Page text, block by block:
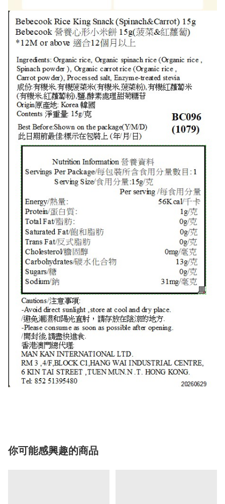
你可能感興趣的商品